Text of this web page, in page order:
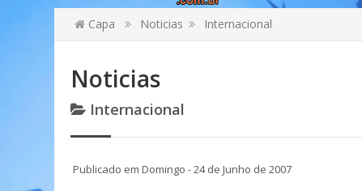
Capa Noticias Internacional
Noticias
Internacional
Publicado em Domingo - 24 de Junho de 2007